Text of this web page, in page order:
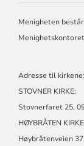
Menigheten
Adresse til kirkene:
STOVNER KIRKE:
Stovnerfaret 25,
HØYBRÅTEN
Høybråtenveien